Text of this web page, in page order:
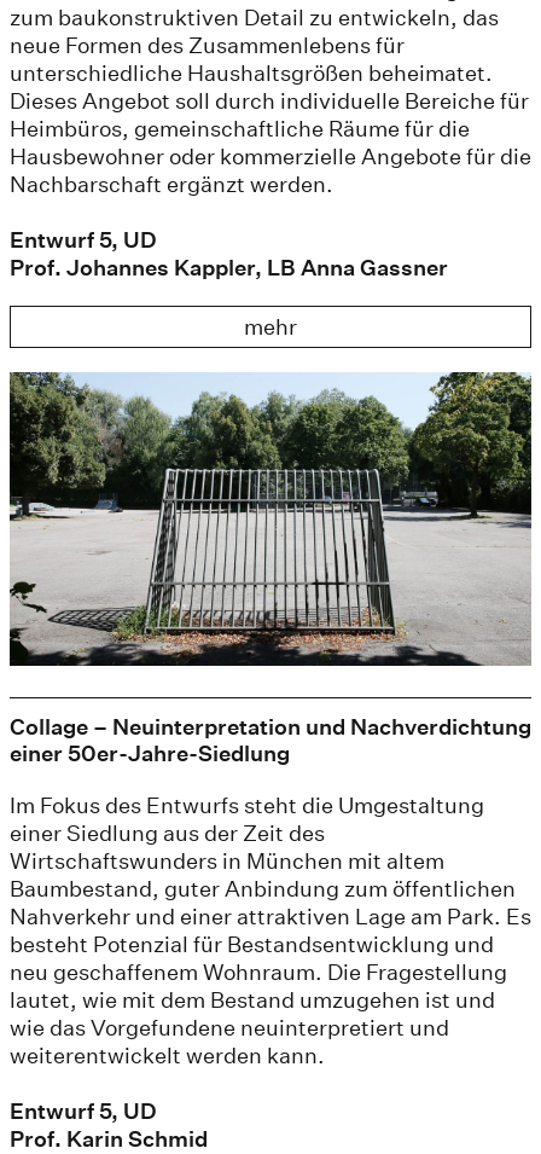
zum baukonstruktiven Detail zu entwickeln, das
neue Formen des Zusammenlebens für
unterschiedliche Haushaltsgrößen beheimatet.
Dieses Angebot soll durch individuelle Bereiche für
Heimbüros, gemeinschaftliche Räume für die
Hausbewohner oder kommerzielle Angebote für die
Nachbarschaft ergänzt werden.
Entwurf 5, UD
Prof. Johannes Kappler, LB Anna Gassner
mehr
Collage – Neuinterpretation und Nachverdichtung
einer 50er-Jahre-Siedlung
Im Fokus des Entwurfs steht die Umgestaltung
einer Siedlung aus der Zeit des
Wirtschaftswunders in München mit altem
Baumbestand, guter Anbindung zum öffentlichen
Nahverkehr und einer attraktiven Lage am Park. Es
besteht Potenzial für Bestandsentwicklung und
neu geschaffenem Wohnraum. Die Fragestellung
lautet, wie mit dem Bestand umzugehen ist und
wie das Vorgefundene neuinterpretiert und
weiterentwickelt werden kann.
Entwurf 5, UD
Prof. Karin Schmid